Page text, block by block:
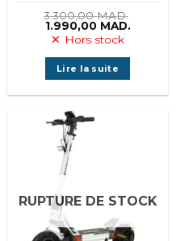
3.300,00MAD.
Le
prix
initial
était :
3.300,00 MAD..
1.990,00 MAD.Le
est :
Hors stock
Lire la suite
RUPTURE DE STOCK